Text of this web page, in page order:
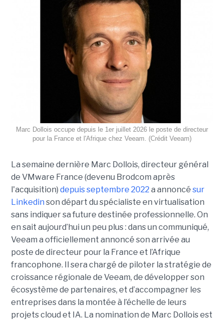
Marc Dollois occupe depuis le 1er juillet 2026 le poste de directeur
pour la France et l'Afrique chez Veeam. (Crédit Veeam)
La semaine dernière Marc Dollois, directeur général
de VMware France (devenu Brodcom après
l'acquisition) depuis septembre 2022 a annoncé sur
Linkedin son départ du spécialiste en virtualisation
sans indiquer sa future destinée professionnelle. On
en sait aujourd’hui un peu plus : dans un communiqué,
Veeam a officiellement annoncé son arrivée au
poste de directeur pour la France et l’Afrique
francophone. Il sera chargé de piloter la stratégie de
croissance régionale de Veeam, de développer son
écosystème de partenaires, et d’accompagner les
entreprises dans la montée à l’échelle de leurs
projets cloud et IA. La nomination de Marc Dollois est